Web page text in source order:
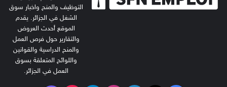
التوظيف والمنح واخبار سوق
الشغل في الجزائر. يقدم
الموقع أحدث العروض
والتقارير حول فرص العمل
والمنح الدراسية والقوانين
واللوائح المتعلقة بسوق
العمل في الجزائر.